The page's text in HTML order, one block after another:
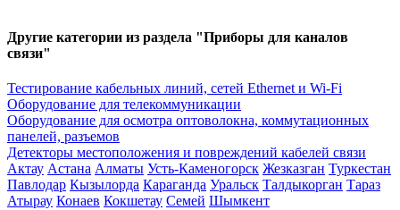
Другие категории из раздела "Приборы для каналов
связи"
Тестирование кабельных линий, сетей Ethernet и Wi-Fi
Оборудование для телекоммуникации
Оборудование для осмотра оптоволокна, коммутационных
панелей, разъемов
Детекторы местоположения и повреждений кабелей связи
Актау Астана Алматы Усть-Каменогорск Жезказган Туркестан
Павлодар Кызылорда Караганда Уральск Талдыкорган Тараз
Атырау Конаев Кокшетау Семей Шымкент